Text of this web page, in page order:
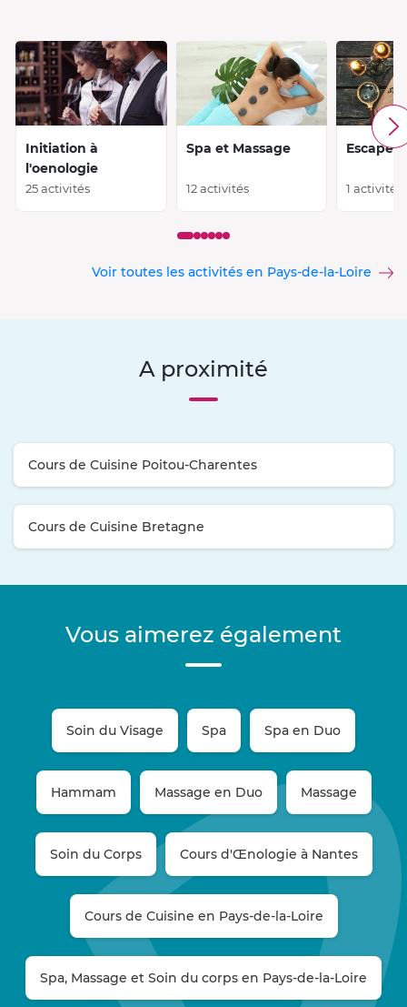
Initiation à
l'oenologie
25 activités
Spa et Massage
12 activités
Escape
1 activité
Voir toutes les activités en Pays-de-la-Loire
A proximité
Cours de Cuisine Poitou-Charentes
Cours de Cuisine Bretagne
Vous aimerez également
Soin du Visage Spa Spa en Duo
Hammam Massage en Duo Massage
Soin du Corps Cours d'Œnologie à Nantes
Cours de Cuisine en Pays-de-la-Loire
Spa, Massage et Soin du corps en Pays-de-la-Loire